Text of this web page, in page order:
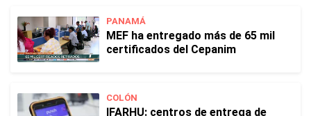
PANAMÁ
MEF ha entregado más de 65 mil
certificados del Cepanim
COLÓN
IFARHU: centros de entrega de